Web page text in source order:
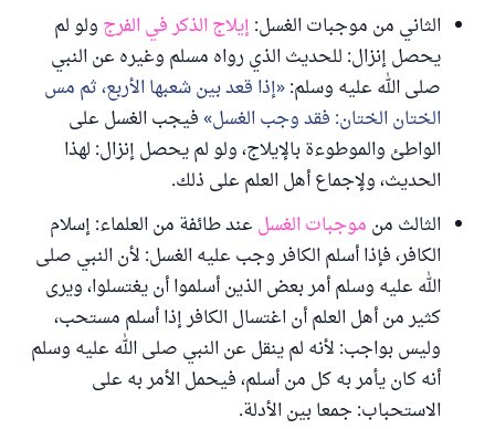
الثاني من موجبات الغسل: إيلاج الذكر في الفرج ولو لم
يحصل إنزال: للحديث الذي رواه مسلم وغيره عن النبي
صلى الله عليه وسلم: إذا قعد بين شعبها الأربع، ثم مس
الختان الختان: فقد وجب الغسل فيجب الغسل على
الواطئ والموطوءة بالإيلاج، ولو لم يحصل إنزال: لهذا
الحديث، ولإجماع أهل العلم على ذلك.
الثالث من موجبات الغسل عند طائفة من العلماء: إسلام
الكافر، فإذا أسلم الكافر وجب عليه الغسل: لأن النبي صلى
الله عليه وسلم أمر بعض الذين أسلموا أن يغتسلوا، ويرى
كثير من أهل العلم أن اغتسال الكافر إذا أسلم مستحب،
وليس بواجب: لأنه لم ينقل عن النبي صلى الله عليه وسلم
أنه كان يأمر به كل من أسلم، فيحمل الأمر به على
الاستحباب: جمعا بين الأدلة.